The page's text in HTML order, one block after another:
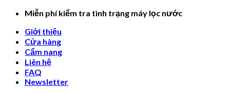
Skip
content
Miễn phí kiểm tra tình trạng máy lọc nước
Giới thiệu
Cửa hàng
Cẩm nang
Liên hệ
FAQ
Newsletter